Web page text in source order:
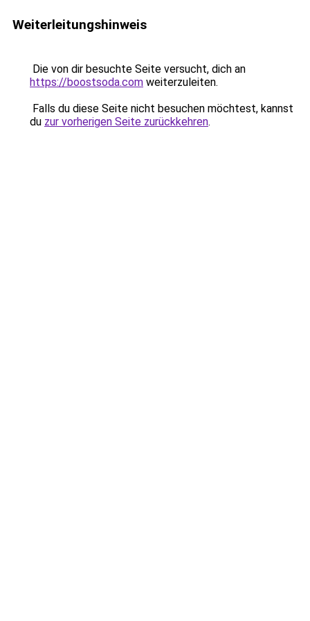
Weiterleitungshinweis
Die von dir besuchte Seite versucht, dich an
https://boostsoda.com weiterzuleiten.
Falls du diese Seite nicht besuchen möchtest, kannst
du zur vorherigen Seite zurückkehren.